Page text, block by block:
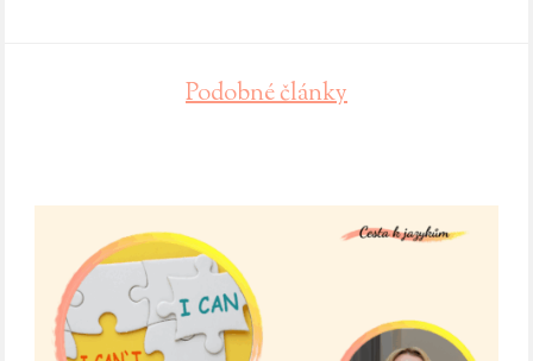
Podobné články